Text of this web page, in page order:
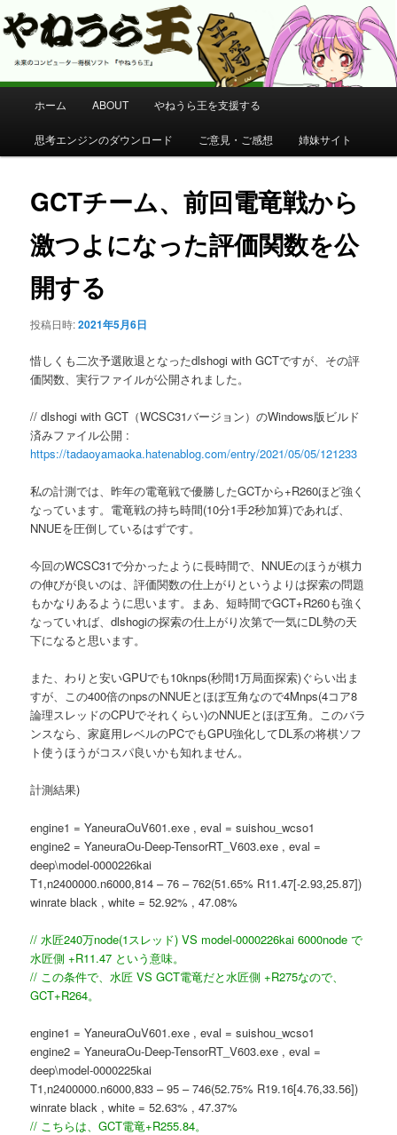
やねうら王 公式サイト
コンピューター将棋 やねうら王 公式サイト
メ
メ
イ
ン
テ
ン
ツ
へ
移
動
ホーム ABOUT やねうら王を支援する
思考エンジンのダウンロード ご意見・ご感想 姉妹サイト
GCTチーム、前回電竜戦から
激つよになった評価関数を公
開する
投稿日時:2021年5月6日
惜しくも二次予選敗退となったdlshogi with GCTですが、その評
価関数、実行ファイルが公開されました。
// dlshogi with GCT（WCSC31バージョン）のWindows版ビルド
済みファイル公開 :
https://tadaoyamaoka.hatenablog.com/entry/2021/05/05/121233
私の計測では、昨年の電竜戦で優勝したGCTから+R260ほど強く
なっています。電竜戦の持ち時間(10分1手2秒加算)であれば、
NNUEを圧倒しているはずです。
今回のWCSC31で分かったように長時間で、NNUEのほうが棋力
の伸びが良いのは、評価関数の仕上がりというよりは探索の問題
もかなりあるように思います。まあ、短時間でGCT+R260も強く
なっていれば、dlshogiの探索の仕上がり次第で一気にDL勢の天
下になると思います。
また、わりと安いGPUでも10knps(秒間1万局面探索)ぐらい出ま
すが、この400倍のnpsのNNUEとほぼ互角なので4Mnps(4コア8
論理スレッドのCPUでそれくらい)のNNUEとほぼ互角。このバラ
ンスなら、家庭用レベルのPCでもGPU強化してDL系の将棋ソフ
ト使うほうがコスパ良いかも知れません。
計測結果)
engine1 = YaneuraOuV601.exe , eval = suishou_wcso1
engine2 = YaneuraOu-Deep-TensorRT_V603.exe , eval =
deep\model-0000226kai
T1,n2400000.n6000,814 – 76 – 762(51.65% R11.47[-2.93,25.87])
winrate black , white = 52.92% , 47.08%
// 水匠240万node(1スレッド) VS model-0000226kai 6000node で
水匠側 +R11.47 という意味。
// この条件で、水匠 VS GCT電竜だと水匠側 +R275なので、
GCT+R264。
engine1 = YaneuraOuV601.exe , eval = suishou_wcso1
engine2 = YaneuraOu-Deep-TensorRT_V603.exe , eval =
deep\model-0000225kai
T1,n2400000.n6000,833 – 95 – 746(52.75% R19.16[4.76,33.56])
winrate black , white = 52.63% , 47.37%
// こちらは、GCT電竜+R255.84。